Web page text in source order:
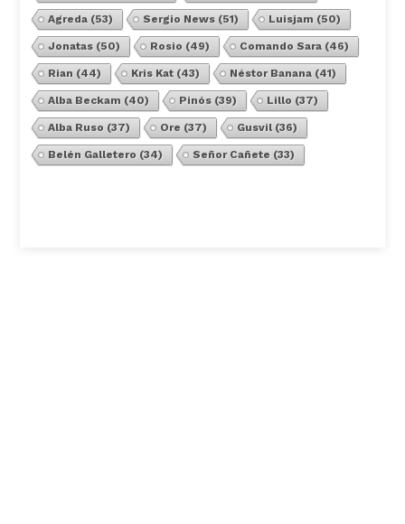
Agreda(53) Sergio News(51) Luisjam (50)
Jonatas(50) Rosio (49) Comando Sara(46)
Rian (44) Kris Kat(43) Néstor Banana(41)
Alba Beckam (40) Pinós(39) Lillo (37)
Alba Ruso (37) Ore (37) Gusvil(36)
Belén Galletero (34) Señor Cañete (33)